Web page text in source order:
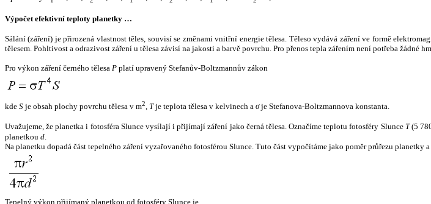
Výpočet efektivní teploty planetky …
Sálání (záření) je přirozená vlastnost těles, souvisí se změnami vnitřní energie tělesa. Těleso vydává záření ve formě
tělesem. Pohltivost a odrazivost záření u tělesa závisí na jakosti a barvě povrchu. Pro přenos tepla zářením není potřeba žádné
Pro výkon záření černého tělesa P platí upravený Stefanův-Boltzmannův zákon
kde S je obsah plochy povrchu tělesa v m2, Tje teplota tělesa v kelvinech a σje Stefanova-Boltzmannova konstanta.
Uvažujeme, že planetka i fotosféra Slunce vysílají i přijímají záření jako černá tělesa. Označíme teplotu fotosféry Slunce T(5
planetkou d.
Na planetku dopadá část tepelného záření vyzařovaného fotosférou Slunce. Tuto část vypočítáme jako poměr průřezu planetky
Tepelný výkon přijímaný planetkou od fotosféry Slunce je